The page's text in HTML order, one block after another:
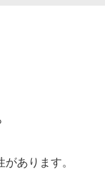
あります。